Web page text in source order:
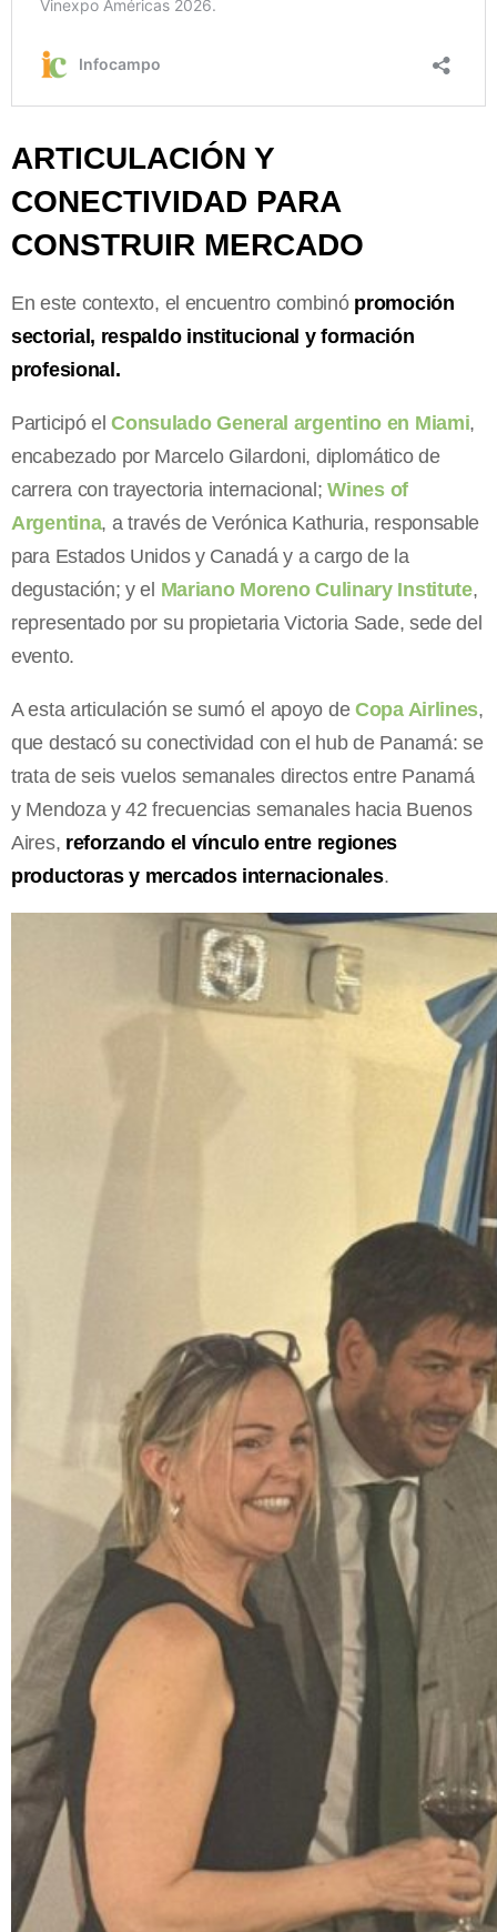
ARTICULACIÓN Y
CONECTIVIDAD PARA
CONSTRUIR MERCADO
En este contexto, el encuentro combinó promoción
sectorial, respaldo institucional y formación
profesional.
Participó elConsulado General argentino en Miami,
encabezado por Marcelo Gilardoni, diplomático de
carrera con trayectoria internacional;Wines of
Argentina, a través de Verónica Kathuria, responsable
para Estados Unidos y Canadá y a cargo de la
degustación; y el Mariano Moreno Culinary Institute,
representado por su propietaria Victoria Sade, sede del
evento.
A esta articulación se sumó el apoyo de Copa Airlines,
que destacó su conectividad con el hub de Panamá: se
trata de seis vuelos semanales directos entre Panamá
y Mendoza y 42 frecuencias semanales hacia Buenos
Aires, reforzando el vínculo entre regiones
productoras y mercados internacionales.